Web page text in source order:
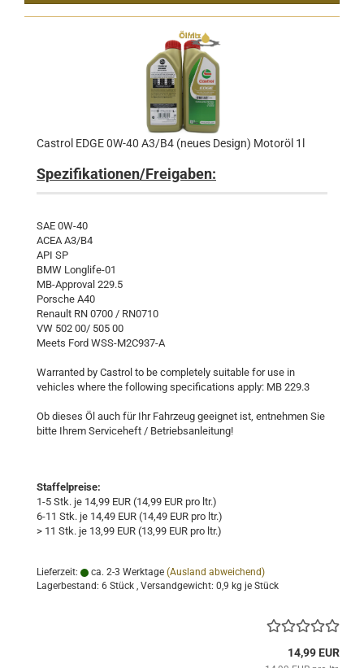
Castrol EDGE 0W-40 A3/B4 (neues Design) Motoröl 1l
Spezifikationen/Freigaben:
SAE 0W-40
ACEA A3/B4
API SP
BMW Longlife-01
MB-Approval 229.5
Porsche A40
Renault RN 0700 / RN0710
VW 502 00/ 505 00
Meets Ford WSS-M2C937-A
Warranted by Castrol to be completely suitable for use in
vehicles where the following specifications apply: MB 229.3
Ob dieses Öl auch für Ihr Fahrzeug geeignet ist, entnehmen Sie
bitte Ihrem Serviceheft / Betriebsanleitung!
Staffelpreise:
1-5 Stk. je 14,99 EUR (14,99 EUR pro ltr.)
6-11 Stk. je 14,49 EUR (14,49 EUR pro ltr.)
> 11 Stk. je 13,99 EUR (13,99 EUR pro ltr.)
Lieferzeit: ca. 2-3 Werktage (Ausland abweichend)
Lagerbestand: 6 Stück , Versandgewicht: 0,9 kg je Stück
14,99 EUR